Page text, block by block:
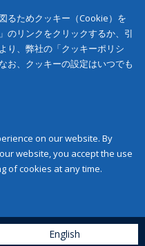
るためクッキー（Cookie）を
のリンクをクリックするか、引
り、弊社の「クッキーポリシ
お、クッキーの設定はいつでも
on our website. By
website, you accept the use
of cookies at any time.
English